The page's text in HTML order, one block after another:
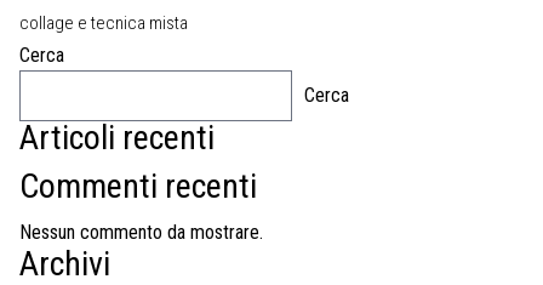
LE COLLEZIONI
GLI AUTORI
MOSTRE
EVENTI
PALAZZO DELLE MUSE
collage e tecnica mista
Cerca
Cerca
Articoli recenti
Commenti recenti
Nessun commento da mostrare.
Archivi